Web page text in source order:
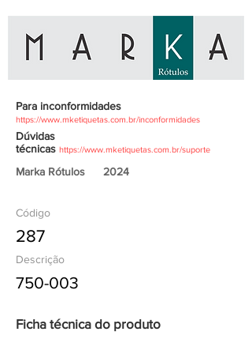
Para inconformidades
https://www.mketiquetas.com.br/inconformidades
Dúvidas
técnicas https://www.mketiquetas.com.br/suporte
Marka Rótulos 2024
Código
287
Descrição
750-003
Ficha técnica do produto